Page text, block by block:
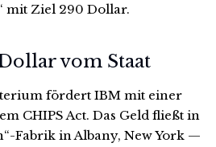
mit Ziel 290 Dollar.
vom Staat
fördert IBM mit einer
CHIPS Act. Das Geld fließt in
Fabrik in Albany, New York —